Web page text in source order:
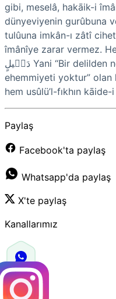
gibi, meselâ, hakāik-i
dünyeviyenin gurûbuna
tulûuna imkân-ı zâtî
îmânîye zarar vermez.
Yani “Bir delilden
ehemmiyeti yoktur” olan
hem usûlü’l-fıkhın
Paylaş
Facebook'ta paylaş
Whatsapp'da paylaş
X'te paylaş
Kanallarımız